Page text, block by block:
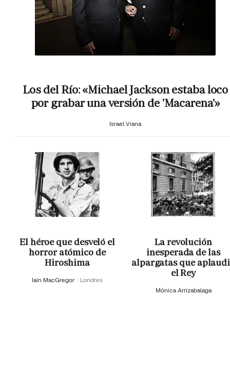
Los del Río: «Michael Jackson estaba loco
por grabar una versión de 'Macarena'»
Israel Viana
El héroe que desveló el
horror atómico de
Hiroshima
Iain MacGregor Londres
La revolución
inesperada de las
alpargatas que
el Rey
Mónica Arrizabalaga